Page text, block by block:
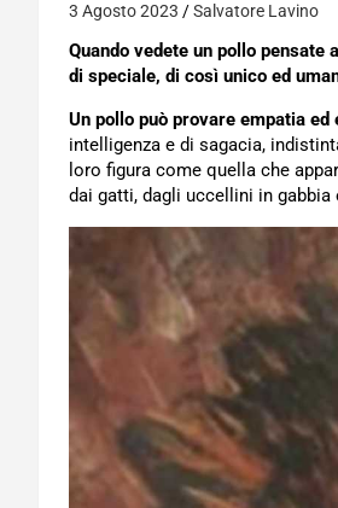
3 Agosto 2023 Salvatore Lavino
Quando vedete un pollo
di speciale, di così unico ed
Un pollo può provare empatia ed
intelligenza e di sagacia,
loro figura come quella che
dai gatti, dagli uccellini in